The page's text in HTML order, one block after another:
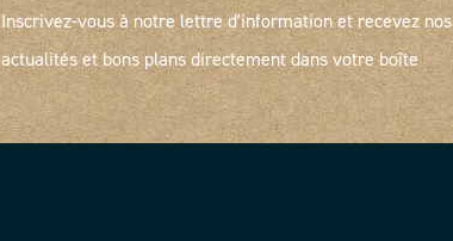
Inscrivez-vous à notre lettre d'information et recevez nos
actualités et bons plans directement dans votre boîte